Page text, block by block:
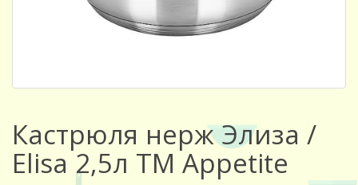
Кастрюля нерж Элиза /
Elisa 2,5л ТМ Appetite